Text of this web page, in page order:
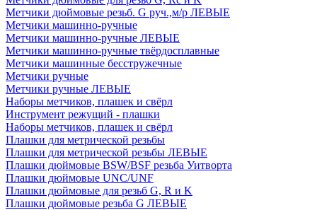
Метчики дюймовые резьб. G руч.,м/р ЛЕВЫЕ
Метчики машинно-ручные
Метчики машинно-ручные ЛЕВЫЕ
Метчики машинно-ручные твёрдосплавные
Метчики машинные бесстружечные
Метчики ручные
Метчики ручные ЛЕВЫЕ
Наборы метчиков, плашек и свёрл
Инструмент режущий - плашки
Наборы метчиков, плашек и свёрл
Плашки для метрической резьбы
Плашки для метрической резьбы ЛЕВЫЕ
Плашки дюймовые BSW/BSF резьба Уитворта
Плашки дюймовые UNC/UNF
Плашки дюймовые для резьб G, R и K
Плашки дюймовые резьба G ЛЕВЫЕ